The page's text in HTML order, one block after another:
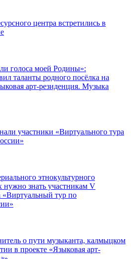
центра встретились в
голоса моей Родины»:
таланты родного посёлка на
арт-резиденция. Музыка
участники «Виртуального тура
этнокультурного
нужно знать участникам V
«Виртуальный тур по
о пути музыканта, калмыцком
в проекте «Языковая арт-